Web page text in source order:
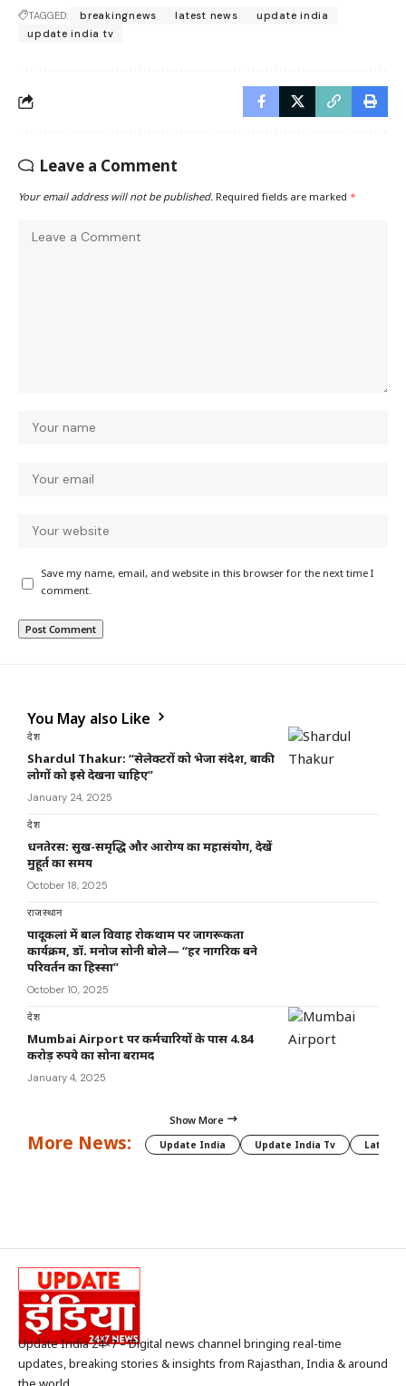
TAGGED: breakingnews latest news
update india
update india tv
Leave a Comment
Your email address will not be published. Required fields are marked *
Save my name, email, and website in this browser for the next time I
comment.
You May also Like
देश
Shardul Thakur: “सेलेक्टरों को भेजा संदेश, बाकी
लोगों को इसे देखना चाहिए”
January 24, 2025
देश
धनतेरस: सुख-समृद्धि और आरोग्य का महासंयोग, देखें
मुहूर्त का समय
October 18, 2025
राजस्थान
पादूकलां में बाल विवाह रोकथाम पर जागरूकता
कार्यक्रम, डॉ. मनोज सोनी बोले— “हर नागरिक बने
परिवर्तन का हिस्सा”
October 10, 2025
देश
Mumbai Airport पर कर्मचारियों के पास 4.84
करोड़ रुपये का सोना बरामद
January 4, 2025
Show More
More News: Update India Update India Tv Latest
Update India 24×7 – Digital news channel bringing real-time
updates, breaking stories & insights from Rajasthan, India & around